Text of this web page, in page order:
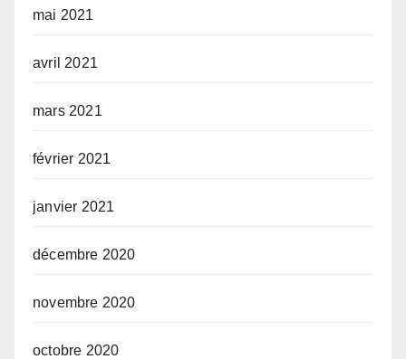
mai 2021
avril 2021
mars 2021
février 2021
janvier 2021
décembre 2020
novembre 2020
octobre 2020